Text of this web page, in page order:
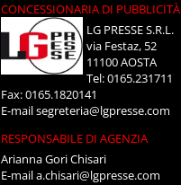
CONCESSIONARIA DI PUBBLICITÀ
LG PRESSE S.R.L.
via Festaz, 52
11100 AOSTA
Tel: 0165.231711
Fax: 0165.1820141
E-mailsegreteria@lgpresse.com
RESPONSABILE DI AGENZIA
Arianna Gori Chisari
E-maila.chisari@lgpresse.com